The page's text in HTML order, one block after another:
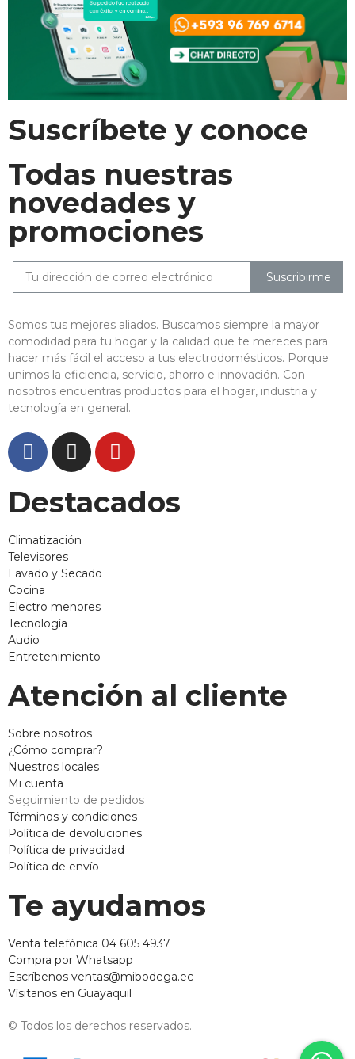
Suscríbete y conoce
Todas nuestras
novedades y
promociones
Suscribirme
Somos tus mejores aliados. Buscamos siempre la mayor
comodidad para tu hogar y la calidad que te mereces para
hacer más fácil el acceso a tus electrodomésticos. Porque
unimos la eficiencia, servicio, ahorro e innovación. Con
nosotros encuentras productos para el hogar, industria y
tecnología en general.
Destacados
Climatización
Televisores
Lavado y Secado
Cocina
Electro menores
Tecnología
Audio
Entretenimiento
Atención al cliente
Sobre nosotros
¿Cómo comprar?
Nuestros locales
Mi cuenta
Seguimiento de pedidos
Términos y condiciones
Política de devoluciones
Política de privacidad
Política de envío
Te ayudamos
Venta telefónica 04 605 4937
Compra por Whatsapp
Escríbenos ventas@mibodega.ec
Vísitanos en Guayaquil
© Todos los derechos reservados.